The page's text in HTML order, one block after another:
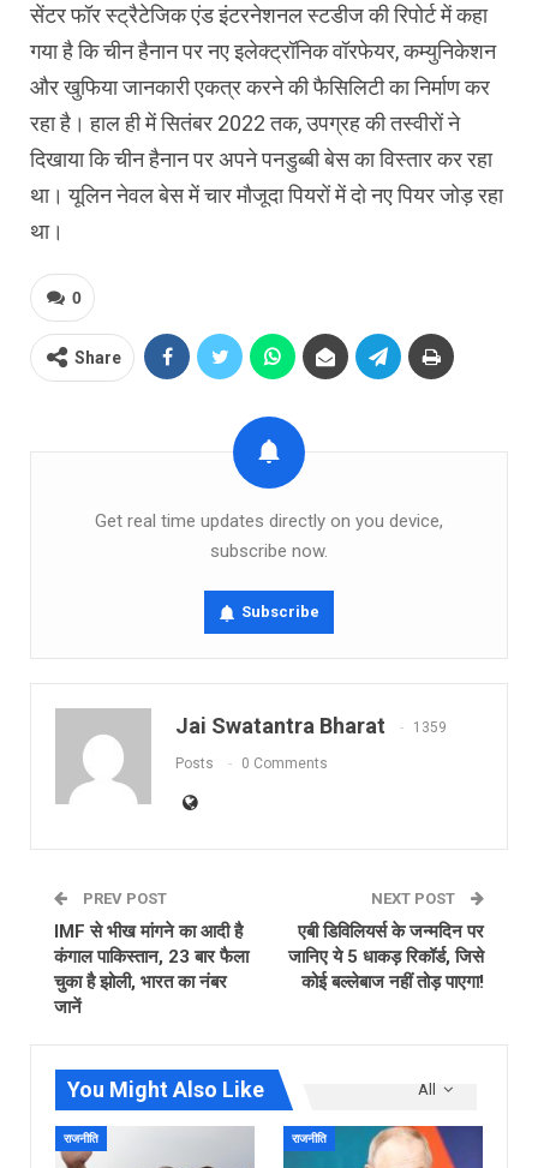
सेंटर फॉर स्ट्रैटेजिक एंड इंटरनेशनल स्टडीज की रिपोर्ट में कहा
गया है कि चीन हैनान पर नए इलेक्ट्रॉनिक वॉरफेयर, कम्युनिकेशन
और खुफिया जानकारी एकत्र करने की फैसिलिटी का निर्माण कर
रहा है। हाल ही में सितंबर 2022 तक, उपग्रह की तस्वीरों ने
दिखाया कि चीन हैनान पर अपने पनडुब्बी बेस का विस्तार कर रहा
था। यूलिन नेवल बेस में चार मौजूदा पियरों में दो नए पियर जोड़ रहा
था।
0
Share
Get real time updates directly on you device,
subscribe now.
Subscribe
Jai Swatantra Bharat 1359
Posts 0 Comments
PREV POST
IMF से भीख मांगने का आदी है
कंगाल पाकिस्तान, 23 बार फैला
चुका है झोली, भारत का नंबर
जानें
NEXT POST
एबी डिविलियर्स के जन्मदिन पर
जानिए ये 5 धाकड़ रिकॉर्ड, जिसे
कोई बल्लेबाज नहीं तोड़ पाएगा!
All
You Might Also Like
राजनीति राजनीति